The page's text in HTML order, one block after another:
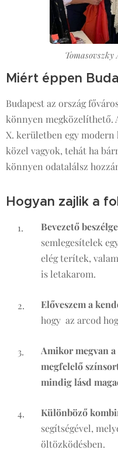
Tomasovszky
Miért éppen
Budapest az ország
könnyen megközelíthető.
X. kerületben egy
közel vagyok, tehát ha
könnyen odatalálsz
Hogyan zajlik a
Bevezető
semlegesítelek
elég terítek,
is letakarom.
Előveszem a
hogy az arcod
Amikor megvan
megfelelő
mindig lásd
Különböző
segítségével,
öltözködésben.